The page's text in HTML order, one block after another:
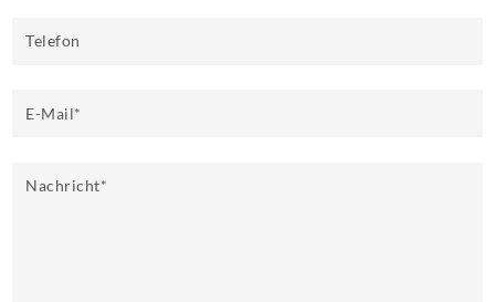
Telefon
E-Mail*
Nachricht*